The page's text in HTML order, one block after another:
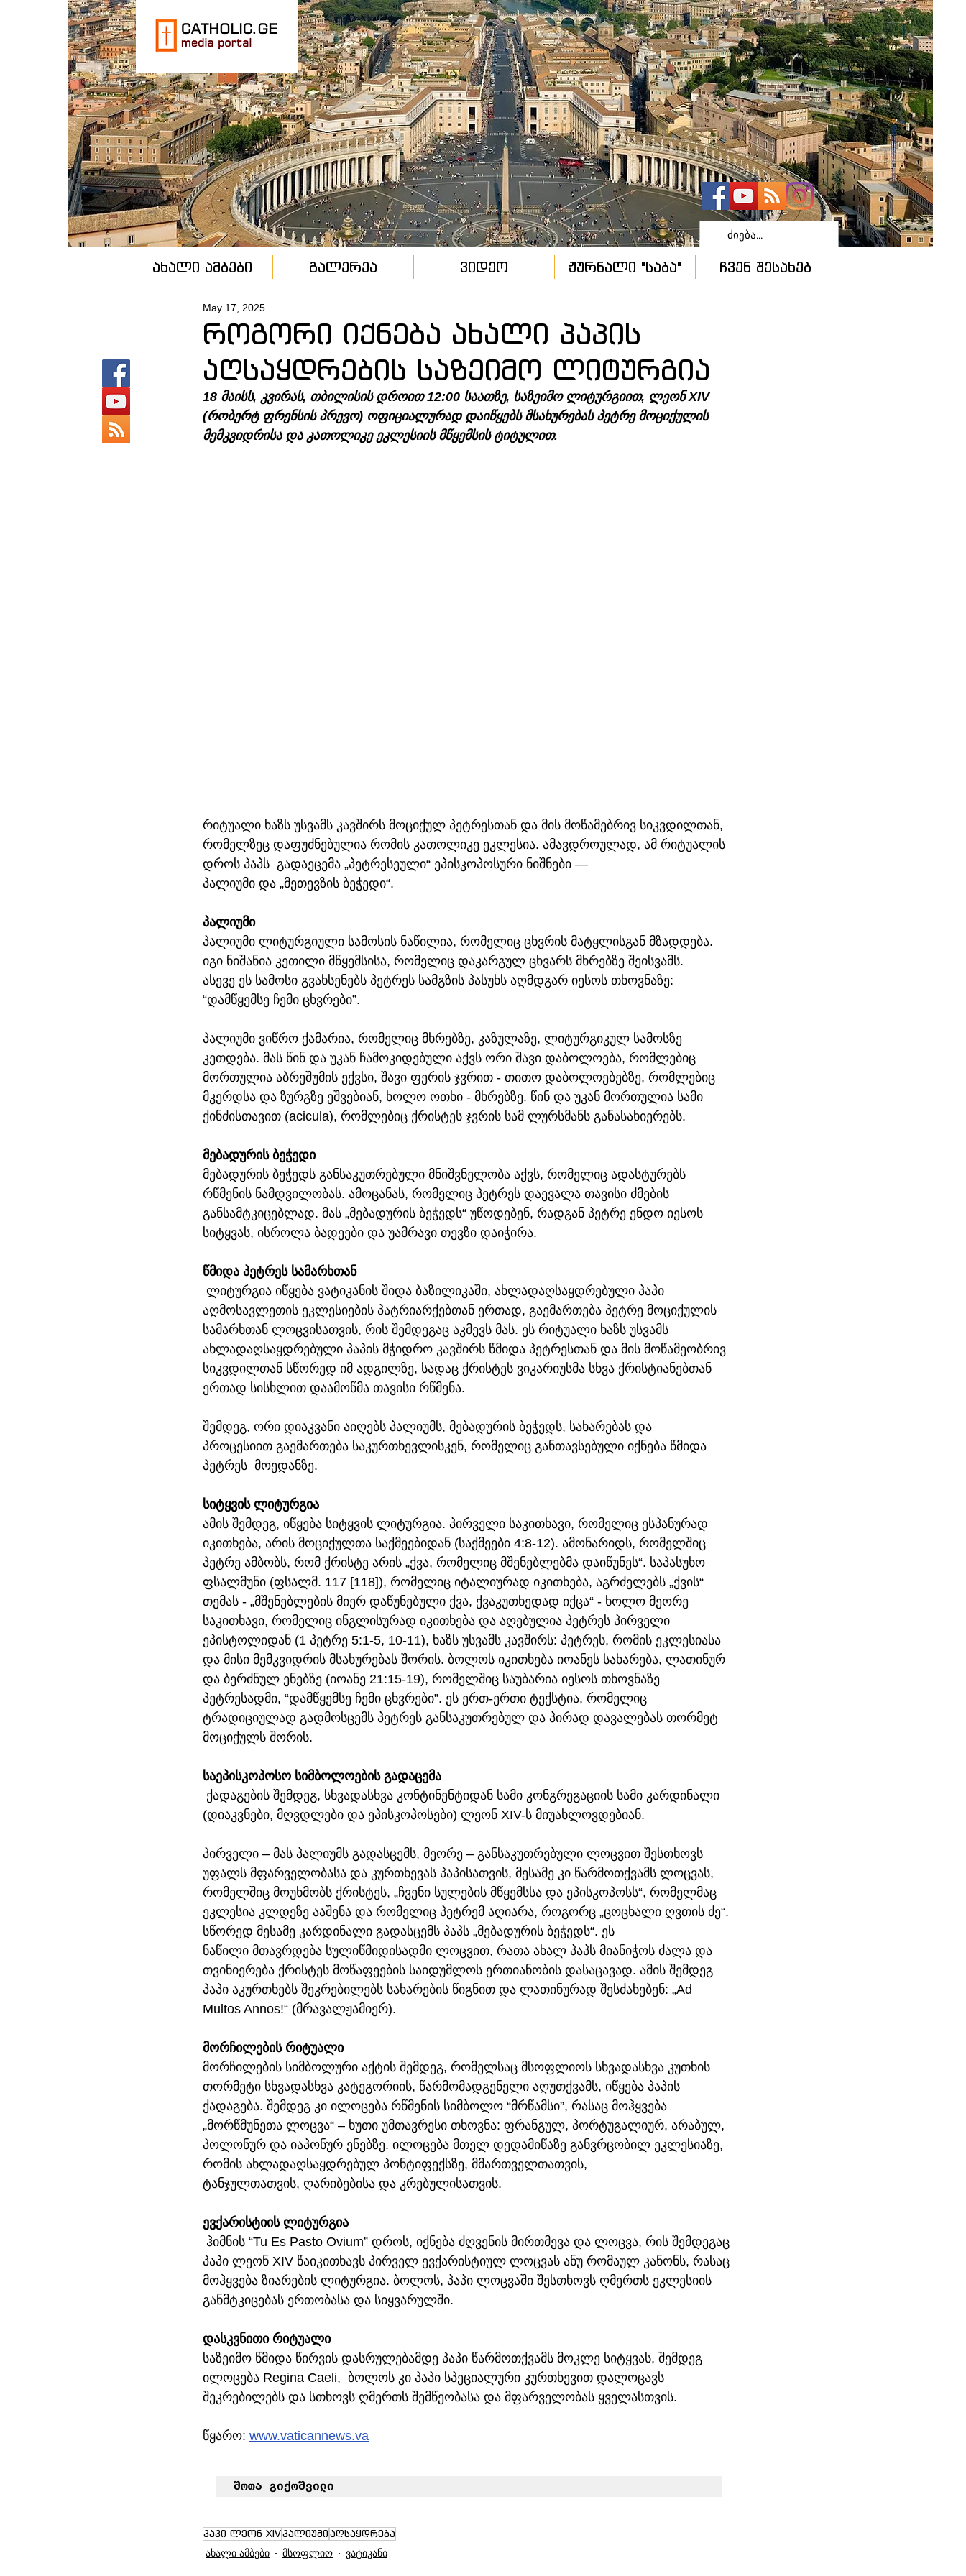
ახალი ამბები გალერეა ვიდეო ჟურნალი "საბა" ჩვენ შესახებ
როგორი იქნება ახალი პაპის
აღსაყდრების საზეიმო ლიტურგია
May 17, 2025
18 მაისს, კვირას, თბილისის დროით 12:00 საათზე, საზეიმო ლიტურგიით, ლეონ XIV
(რობერტ ფრენსის პრევო) ოფიციალურად დაიწყებს მსახურებას პეტრე მოციქულის
მემკვიდრისა და კათოლიკე ეკლესიის მწყემსის ტიტულით.
რიტუალი ხაზს უსვამს კავშირს მოციქულ პეტრესთან და მის მოწამებრივ სიკვდილთან,
რომელზეც დაფუძნებულია რომის კათოლიკე ეკლესია. ამავდროულად, ამ რიტუალის
დროს პაპს  გადაეცემა „პეტრესეული“ ეპისკოპოსური ნიშნები —
პალიუმი და „მეთევზის ბეჭედი“.
პალიუმი
პალიუმი ლიტურგიული სამოსის ნაწილია, რომელიც ცხვრის მატყლისგან მზადდება.
იგი ნიშანია კეთილი მწყემსისა, რომელიც დაკარგულ ცხვარს მხრებზე შეისვამს.
ასევე ეს სამოსი გვახსენებს პეტრეს სამგზის პასუხს აღმდგარ იესოს თხოვნაზე:
“დამწყემსე ჩემი ცხვრები”.
პალიუმი ვიწრო ქამარია, რომელიც მხრებზე, კაზულაზე, ლიტურგიკულ სამოსზე
კეთდება. მას წინ და უკან ჩამოკიდებული აქვს ორი შავი დაბოლოება, რომლებიც
მორთულია აბრეშუმის ექვსი, შავი ფერის ჯვრით - თითო დაბოლოებებზე, რომლებიც
მკერდსა და ზურგზე ეშვებიან, ხოლო ოთხი - მხრებზე. წინ და უკან მორთულია სამი
ქინძისთავით (acicula), რომლებიც ქრისტეს ჯვრის სამ ლურსმანს განასახიერებს.
მებადურის ბეჭედი
მებადურის ბეჭედს განსაკუთრებული მნიშვნელობა აქვს, რომელიც ადასტურებს
რწმენის ნამდვილობას. ამოცანას, რომელიც პეტრეს დაევალა თავისი ძმების
განსამტკიცებლად. მას „მებადურის ბეჭედს“ უწოდებენ, რადგან პეტრე ენდო იესოს
სიტყვას, ისროლა ბადეები და უამრავი თევზი დაიჭირა.
წმიდა პეტრეს სამარხთან
ლიტურგია იწყება ვატიკანის შიდა ბაზილიკაში, ახლადაღსაყდრებული პაპი
აღმოსავლეთის ეკლესიების პატრიარქებთან ერთად, გაემართება პეტრე მოციქულის
სამარხთან ლოცვისათვის, რის შემდეგაც აკმევს მას. ეს რიტუალი ხაზს უსვამს
ახლადაღსაყდრებული პაპის მჭიდრო კავშირს წმიდა პეტრესთან და მის მოწამეობრივ
სიკვდილთან სწორედ იმ ადგილზე, სადაც ქრისტეს ვიკარიუსმა სხვა ქრისტიანებთან
ერთად სისხლით დაამოწმა თავისი რწმენა.
შემდეგ, ორი დიაკვანი აიღებს პალიუმს, მებადურის ბეჭედს, სახარებას და
პროცესიით გაემართება საკურთხევლისკენ, რომელიც განთავსებული იქნება წმიდა
პეტრეს  მოედანზე.
სიტყვის ლიტურგია
ამის შემდეგ, იწყება სიტყვის ლიტურგია. პირველი საკითხავი, რომელიც ესპანურად
იკითხება, არის მოციქულთა საქმეებიდან (საქმეები 4:8-12). ამონარიდს, რომელშიც
პეტრე ამბობს, რომ ქრისტე არის „ქვა, რომელიც მშენებლებმა დაიწუნეს“. საპასუხო
ფსალმუნი (ფსალმ. 117 [118]), რომელიც იტალიურად იკითხება, აგრძელებს „ქვის“
თემას - „მშენებლების მიერ დაწუნებული ქვა, ქვაკუთხედად იქცა“ - ხოლო მეორე
საკითხავი, რომელიც ინგლისურად იკითხება და აღებულია პეტრეს პირველი
ეპისტოლიდან (1 პეტრე 5:1-5, 10-11), ხაზს უსვამს კავშირს: პეტრეს, რომის ეკლესიასა
და მისი მემკვიდრის მსახურებას შორის. ბოლოს იკითხება იოანეს სახარება, ლათინურ
და ბერძნულ ენებზე (იოანე 21:15-19), რომელშიც საუბარია იესოს თხოვნაზე
პეტრესადმი, “დამწყემსე ჩემი ცხვრები”. ეს ერთ-ერთი ტექსტია, რომელიც
ტრადიციულად გადმოსცემს პეტრეს განსაკუთრებულ და პირად დავალებას თორმეტ
მოციქულს შორის.
საეპისკოპოსო სიმბოლოების გადაცემა
ქადაგების შემდეგ, სხვადასხვა კონტინენტიდან სამი კონგრეგაციის სამი კარდინალი
(დიაკვნები, მღვდლები და ეპისკოპოსები) ლეონ XIV-ს მიუახლოვდებიან.
პირველი – მას პალიუმს გადასცემს, მეორე – განსაკუთრებული ლოცვით შესთხოვს
უფალს მფარველობასა და კურთხევას პაპისათვის, მესამე კი წარმოთქვამს ლოცვას,
რომელშიც მოუხმობს ქრისტეს, „ჩვენი სულების მწყემსსა და ეპისკოპოსს“, რომელმაც
ეკლესია კლდეზე ააშენა და რომელიც პეტრემ აღიარა, როგორც „ცოცხალი ღვთის ძე“.
სწორედ მესამე კარდინალი გადასცემს პაპს „მებადურის ბეჭედს“. ეს
ნაწილი მთავრდება სულიწმიდისადმი ლოცვით, რათა ახალ პაპს მიანიჭოს ძალა და
თვინიერება ქრისტეს მოწაფეების საიდუმლოს ერთიანობის დასაცავად. ამის შემდეგ
პაპი აკურთხებს შეკრებილებს სახარების წიგნით და ლათინურად შესძახებენ: „Ad
Multos Annos!“ (მრავალჟამიერ).
მორჩილების რიტუალი
მორჩილების სიმბოლური აქტის შემდეგ, რომელსაც მსოფლიოს სხვადასხვა კუთხის
თორმეტი სხვადასხვა კატეგორიის, წარმომადგენელი აღუთქვამს, იწყება პაპის
ქადაგება. შემდეგ კი ილოცება რწმენის სიმბოლო “მრწამსი”, რასაც მოჰყვება
„მორწმუნეთა ლოცვა“ – ხუთი უმთავრესი თხოვნა: ფრანგულ, პორტუგალიურ, არაბულ,
პოლონურ და იაპონურ ენებზე. ილოცება მთელ დედამიწაზე განვრცობილ ეკლესიაზე,
რომის ახლადაღსაყდრებულ პონტიფექსზე, მმართველთათვის,
ტანჯულთათვის, ღარიბებისა და კრებულისათვის.
ევქარისტიის ლიტურგია
ჰიმნის “Tu Es Pasto Ovium” დროს, იქნება ძღვენის მირთმევა და ლოცვა, რის შემდეგაც
პაპი ლეონ XIV წაიკითხავს პირველ ევქარისტიულ ლოცვას ანუ რომაულ კანონს, რასაც
მოჰყვება ზიარების ლიტურგია. ბოლოს, პაპი ლოცვაში შესთხოვს ღმერთს ეკლესიის
განმტკიცებას ერთობასა და სიყვარულში.
დასკვნითი რიტუალი
საზეიმო წმიდა წირვის დასრულებამდე პაპი წარმოთქვამს მოკლე სიტყვას, შემდეგ
ილოცება Regina Caeli,  ბოლოს კი პაპი სპეციალური კურთხევით დალოცავს
შეკრებილებს და სთხოვს ღმერთს შემწეობასა და მფარველობას ყველასთვის.
წყარო: www.vaticannews.va
შოთა გიქოშვილი
პაპი ლეონ XIVპალიუმიაღსაყდრება
ახალი ამბები მსოფლიო ვატიკანი